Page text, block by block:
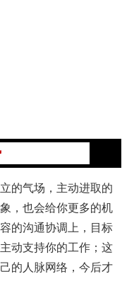
的气场，主动进取的
，也会给你更多的机
的沟通协调上，目标
动支持你的工作；这
的人脉网络，今后才